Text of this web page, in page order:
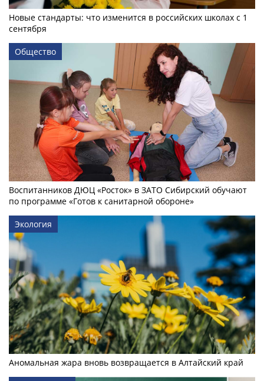
Новые стандарты: что изменится в российских школах с 1
сентября
Общество
Воспитанников ДЮЦ «Росток» в ЗАТО Сибирский обучают
по программе «Готов к санитарной обороне»
Экология
Аномальная жара вновь возвращается в Алтайский край